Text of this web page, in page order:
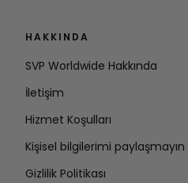
HAKKINDA
SVP Worldwide Hakkında
İletişim
Hizmet Koşulları
Kişisel bilgilerimi paylaşmayın
Gizlilik Politikası